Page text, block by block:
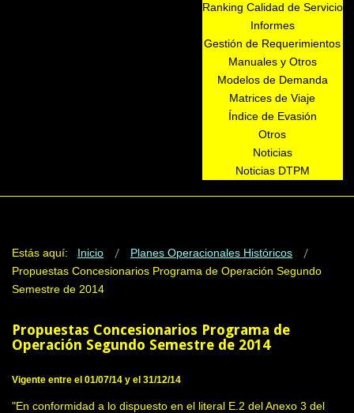
Ranking Calidad de Servicio
Informes
Gestión de Requerimientos
Manuales y Otros
Modelos de Demanda
Matrices de Viaje
Índice de Evasión
Otros
Noticias
Noticias DTPM
Estás aquí: Inicio
Planes Operacionales Históricos
Propuestas Concesionarios Programa de Operación Segundo
Semestre de 2014
Propuestas Concesionarios Programa de
Operación Segundo Semestre de 2014
Vigente entre el 01/07/14 y el 31/12/14
"En conformidad a lo dispuesto en el literal E.2 del Anexo 3 del